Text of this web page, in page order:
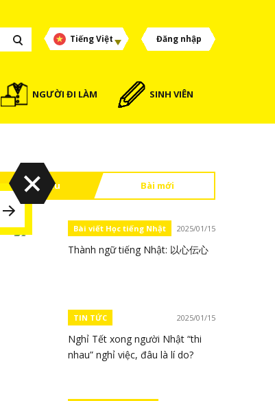
Tiếng Việt Đăng nhập
NGƯỜI ĐI LÀM SINH VIÊN
Đọc nhiều Bài mới
Bài viết Học tiếng Nhật 2025/01/15
Thành ngữ tiếng Nhật: 以心伝心
TIN TỨC 2025/01/15
Nghỉ Tết xong người Nhật “thi
nhau” nghỉ việc, đâu là lí do?